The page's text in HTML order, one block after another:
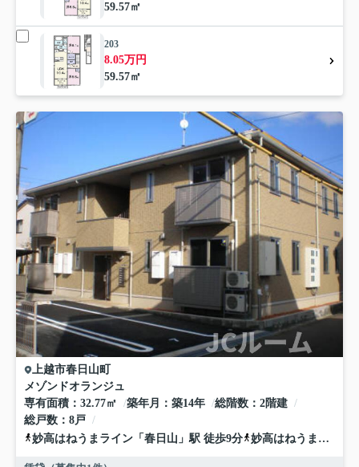
59.57㎡
203
8.05万円
59.57㎡
上越市春日山町
メゾンドオランジュ
専有面積
32.77㎡ 築年月 築14年 総階数
2階建
総戸数
8戸
妙高はねうまライン 「 春日山 」駅 徒歩9分 妙高はねうまライン